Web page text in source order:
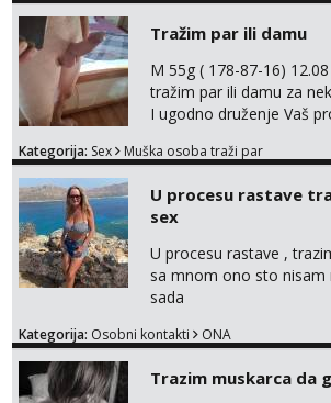
Tražim par ili damu
M 55g ( 178-87-16)
tražim par ili damu za
I ugodno druženje Vaš
trata.vrh@gmail.com
Kategorija: Sex Muška osoba traži par
U procesu rastave
sex
U procesu rastave ,
sa mnom ono sto nisam
sada
Kategorija: Osobni kontakti ONA
Trazim muskarca da